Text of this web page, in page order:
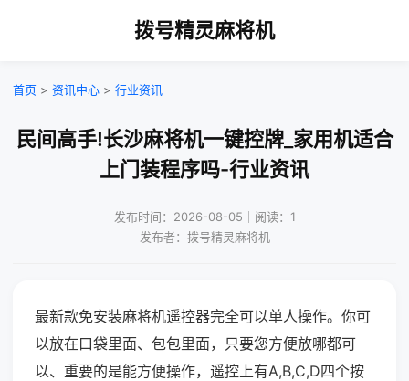
拨号精灵麻将机
首页 > 资讯中心 > 行业资讯
民间高手!长沙麻将机一键控牌_家用机适合
上门装程序吗-行业资讯
发布时间：2026-08-05｜阅读：1
发布者：拨号精灵麻将机
最新款免安装麻将机遥控器完全可以单人操作。你可
以放在口袋里面、包包里面，只要您方便放哪都可
以、重要的是能方便操作，遥控上有A,B,C,D四个按